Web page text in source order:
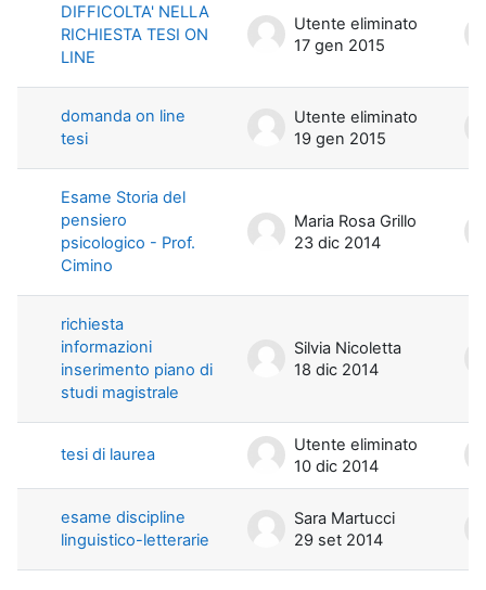
DIFFICOLTA' NELLA
RICHIESTA TESI ON
LINE
Utente eliminato
17 gen 2015
domanda on line
tesi
Utente eliminato
19 gen 2015
Esame Storia del
pensiero
psicologico - Prof.
Cimino
Maria Rosa Grillo
23 dic 2014
richiesta
informazioni
inserimento piano di
studi magistrale
Silvia Nicoletta
18 dic 2014
tesi di laurea
Utente eliminato
10 dic 2014
esame discipline
linguistico-letterarie
Sara Martucci
29 set 2014